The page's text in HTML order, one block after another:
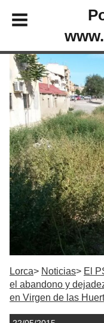
Lorca Noticias
El
el abandono y
en Virgen de las